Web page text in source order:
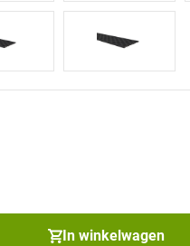
In winkelwagen